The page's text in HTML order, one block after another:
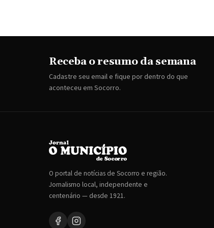
Receba o resumo da semana
Cadastre seu email e fique por dentro do que
aconteceu em Socorro.
O portal de notícias de Socorro e região.
Jornalismo local, independente e
centenário — desde 1921.